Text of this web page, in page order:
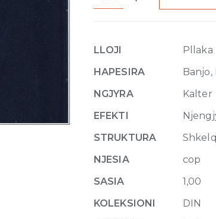
blue
glossy
LLOJI
Pllaka
HAPESIRA
Banjo,
NGJYRA
Kalter
EFEKTI
STRUKTURA
NJESIA
cop
SASIA
1,00
KOLEKSIONI
DIN